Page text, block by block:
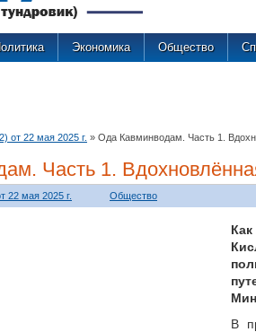
Экономика Общество
от 22 мая 2025 г. » Ода Кавминводам. Часть 1.
Часть 1.
22 мая 2025 г. Общество
В